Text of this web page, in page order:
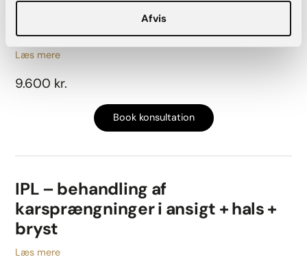
Afvis
IPL – 3 behandlinger af
karsprængninger i ansigt + hals
Læs mere
9.600 kr.
Book konsultation
IPL – behandling af
karsprængninger i ansigt + hals +
bryst
Læs mere